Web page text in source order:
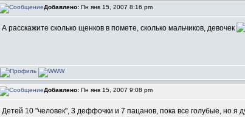
Добавлено: Пн янв 15, 2007 8:16 pm
А расскажите сколько щенков в помете, сколько мальчиков, девочек
Добавлено: Пн янв 15, 2007 9:08 pm
Детей 10 "человек", 3 деффочки и 7 пацанов, пока все голубые, но я